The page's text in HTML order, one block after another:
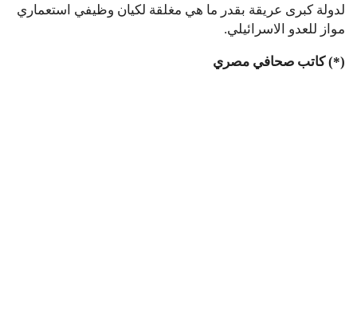
لدولة كبرى عريقة بقدر ما هي مغلقة لكيان وظيفي استعماري
مواز للعدو الاسرائيلي.
(*) كاتب صحافي مصري